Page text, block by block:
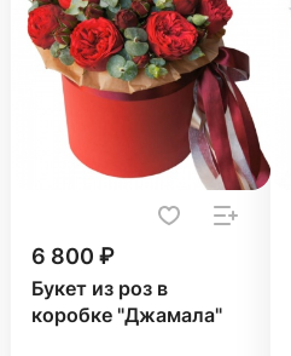
6 800 ₽
Букет из роз в
коробке "Джамала"